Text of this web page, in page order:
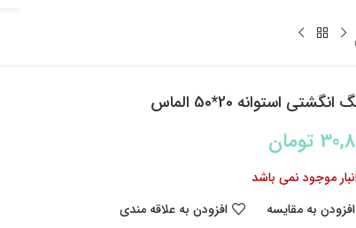
استوانه 20*50 الماس
تومان
موجود نمی باشد
افزودن به مقایسه
افزودن به علاقه مندی